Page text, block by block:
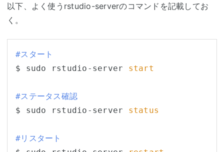
以下、よく使うrstudio-serverのコマンドを記載してお
く。
#スタート
$ sudo rstudio-server start
#ステータス確認
$ sudo rstudio-server status
#リスタート